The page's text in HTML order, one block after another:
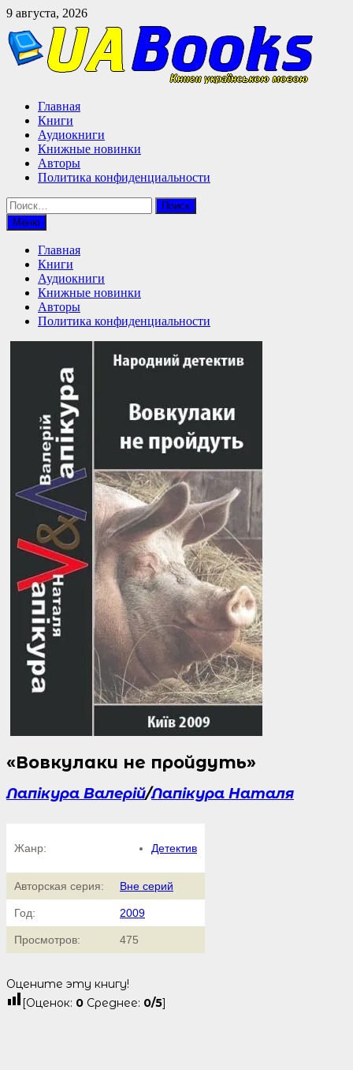
Перейти
содержимому
9 августа, 2026
Главная
Книги
Аудиокниги
Книжные новинки
Авторы
Политика конфиденциальности
Найти:
Меню
Главная
Книги
Аудиокниги
Книжные новинки
Авторы
Политика конфиденциальности
«Вовкулаки не пройдуть»
Лапікура Валерій/Лапікура Наталя
Жанр: Детектив
Авторская серия: Вне серий
Год: 2009
Просмотров: 475
Оцените эту книгу!
[Оценок: 0 Среднее: 0/5]